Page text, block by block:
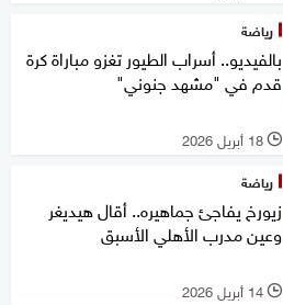
رياضة
بالفيديو.. أسراب الطيور تغزو مباراة كرة
قدم في "مشهد جنوني"
l 18 أبريل 2026
رياضة
زيورخ يفاجئ جماهيره.. أقال هيديغر
وعين مدرب الأهلي الأسبق
l 14 أبريل 2026